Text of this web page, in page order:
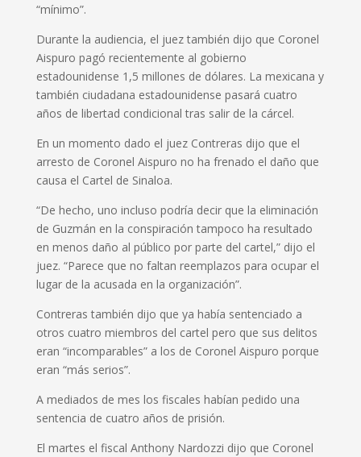
“mínimo”.
Durante la audiencia, el juez también dijo que Coronel
Aispuro pagó recientemente al gobierno
estadounidense 1,5 millones de dólares. La mexicana y
también ciudadana estadounidense pasará cuatro
años de libertad condicional tras salir de la cárcel.
En un momento dado el juez Contreras dijo que el
arresto de Coronel Aispuro no ha frenado el daño que
causa el Cartel de Sinaloa.
“De hecho, uno incluso podría decir que la eliminación
de Guzmán en la conspiración tampoco ha resultado
en menos daño al público por parte del cartel,” dijo el
juez. “Parece que no faltan reemplazos para ocupar el
lugar de la acusada en la organización”.
Contreras también dijo que ya había sentenciado a
otros cuatro miembros del cartel pero que sus delitos
eran “incomparables” a los de Coronel Aispuro porque
eran “más serios”.
A mediados de mes los fiscales habían pedido una
sentencia de cuatro años de prisión.
El martes el fiscal Anthony Nardozzi dijo que Coronel